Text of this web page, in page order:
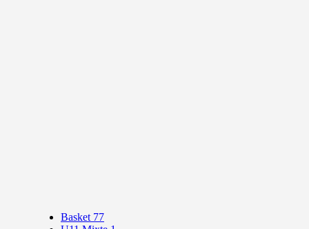
Basket 77